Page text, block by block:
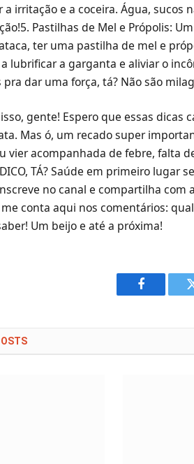
irritação e a coceira. Água, sucos
Pastilhas de Mel e Própolis:
ter uma pastilha de mel e
lubrificar a garganta e aliviar o
pra dar uma força, tá? Não são
gente! Espero que essas dicas
Mas ó, um recado super
vier acompanhada de febre, falta
TÁ? Saúde em primeiro lugar
no canal e compartilha
me conta aqui nos comentários:
Um beijo e até a próxima!
Facebook